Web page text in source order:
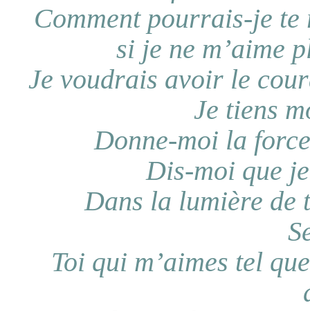
Comment pourrais-je
si je ne m’aime
Je voudrais avoir le
Je tiens
Donne-moi la
Dis-moi que
Dans la lumière de
Toi qui m’aimes tel